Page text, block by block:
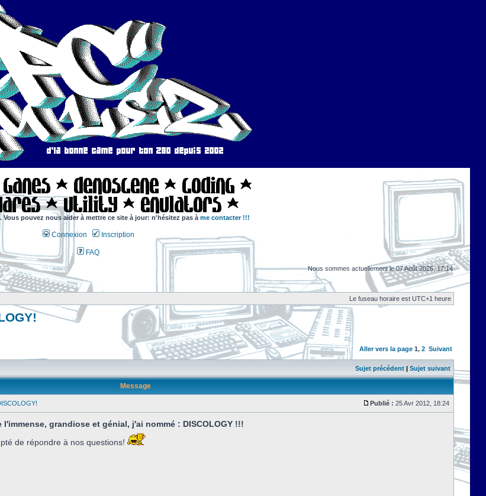
Vous pouvez nous aider à mettre ce site à jour: n'hésitez pas à me contacter !!!
Connexion Inscription
FAQ
Nous sommes actuellement le 07 Août 2026, 17:14
Le fuseau horaire est UTC+1 heure
Aller vers la page 1, 2 Suivant
Sujet précédent | Sujet suivant
Message
Publié : 25 Avr 2012, 18:24
grandiose et génial, j'ai nommé : DISCOLOGY !!!
de répondre à nos questions!